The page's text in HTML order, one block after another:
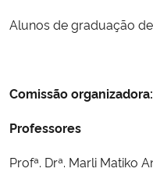
Secretaria-Geral
Gabinete de Segurança
Alunos de graduação
Comissão organizadora:
Professores
Profª. Drª. Marli Matiko